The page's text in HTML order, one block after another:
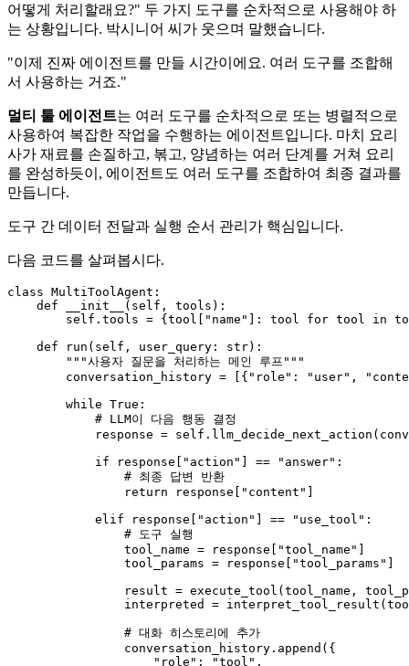
어떻게 처리할래요?" 두 가지 도구를 순차적으로 사용해야 하
는 상황입니다. 박시니어 씨가 웃으며 말했습니다.
"이제 진짜 에이전트를 만들 시간이에요. 여러 도구를 조합해
서 사용하는 거죠."
멀티 툴 에이전트는 여러 도구를 순차적으로 또는 병렬적으로
사용하여 복잡한 작업을 수행하는 에이전트입니다. 마치 요리
사가 재료를 손질하고, 볶고, 양념하는 여러 단계를 거쳐 요리
를 완성하듯이, 에이전트도 여러 도구를 조합하여 최종 결과를
만듭니다.
도구 간 데이터 전달과 실행 순서 관리가 핵심입니다.
다음 코드를 살펴봅시다.
class MultiToolAgent :
def
__init__ ( self, tools ):
self .tools = {tool[ "name" ]: tool for tool in
def
run ( self, user_query: str):
"""사용자 질문을 처리하는 메인 루프"""
        conversation_history = [{
"role" : "user" ,
while True :
# LLM이 다음 행동 결정
            response =
self
if response[ "action" ] == "answer" :
# 최종 답변 반환
return response[ "content"
elif response[ "action" ] == "use_tool" :
# 도구 실행
                tool_name = response[
"tool_name"
                tool_params = response[
"tool_params"
result = execute_tool(tool_name,
interpreted =
# 대화 히스토리에 추가
                conversation_history.append({
"role" : "tool" ,